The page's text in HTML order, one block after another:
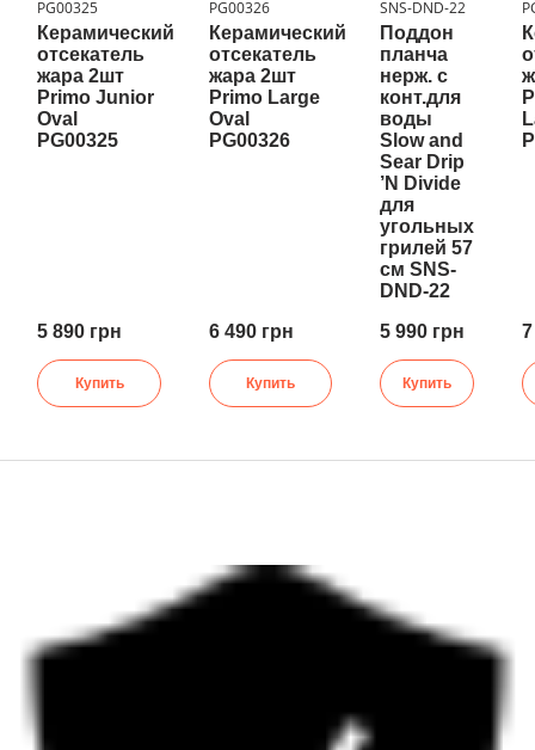
PG00325
Керамический
отсекатель
жара 2шт
Primo Junior
Oval
PG00325
5 890 грн
Купить
PG00326
Керамический
отсекатель
жара 2шт
Primo Large
Oval
PG00326
6 490 грн
Купить
SNS-DND-22
Поддон
планча
нерж. с
конт.для
воды
Slow and
Sear Drip
’N Divide
для
угольных
грилей 57
см SNS-
DND-22
5 990 грн
Купить